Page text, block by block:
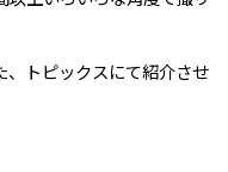
、トピックスにて紹介させ